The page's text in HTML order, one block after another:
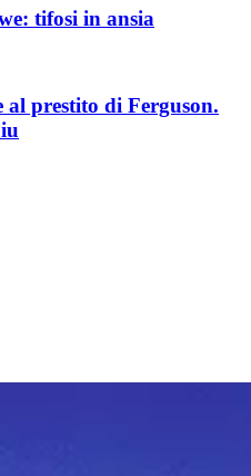
tifosi in ansia
prestito di Ferguson.